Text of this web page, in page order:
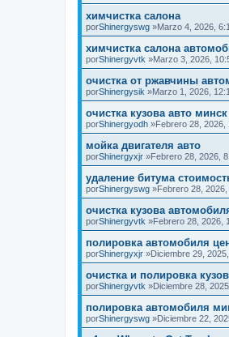
химчистка салона
porShinergyswg »Marzo 4, 2026,
химчистка салона
porShinergyvtk »Marzo 3, 2026,
очистка от ржавчины
porShinergysik »Marzo 1, 2026,
очистка кузова авто минск
porShinergyodh »Febrero 28, 2026,
мойка двигателя авто
porShinergyxjr »Febrero 28, 2026,
удаление битума
porShinergyswg »Febrero 28,
очистка кузова
porShinergyvtk »Febrero 28, 2026,
полировка автомобиля
porShinergyxjr »Diciembre 29,
очистка и полировка
porShinergyvtk »Diciembre 28,
полировка автомобиля
porShinergyswg »Diciembre 22,